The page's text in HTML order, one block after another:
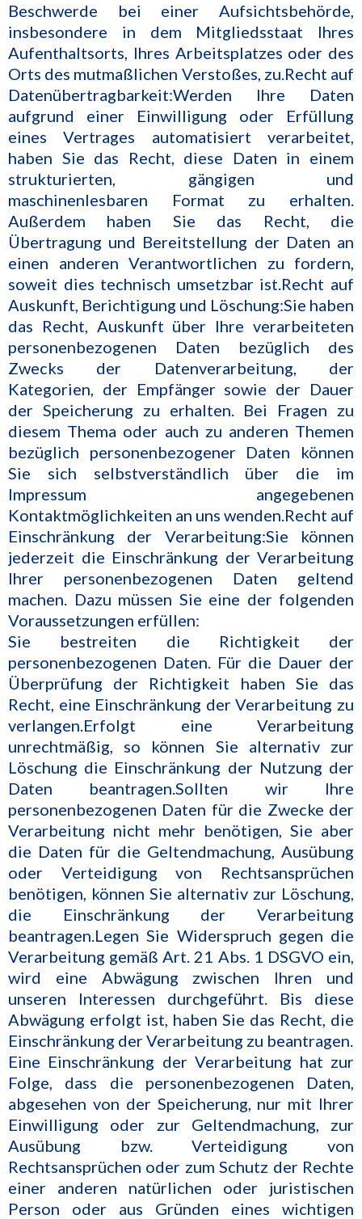
Beschwerde bei einer Aufsichtsbehörde,
insbesondere in dem Mitgliedsstaat Ihres
Aufenthaltsorts, Ihres Arbeitsplatzes oder des
Orts des mutmaßlichen Verstoßes, zu.Recht auf
Datenübertragbarkeit:Werden Ihre Daten
aufgrund einer Einwilligung oder Erfüllung
eines Vertrages automatisiert verarbeitet,
haben Sie das Recht, diese Daten in einem
strukturierten, gängigen und
maschinenlesbaren Format zu erhalten.
Außerdem haben Sie das Recht, die
Übertragung und Bereitstellung der Daten an
einen anderen Verantwortlichen zu fordern,
soweit dies technisch umsetzbar ist.Recht auf
Auskunft, Berichtigung und Löschung:Sie haben
das Recht, Auskunft über Ihre verarbeiteten
personenbezogenen Daten bezüglich des
Zwecks der Datenverarbeitung, der
Kategorien, der Empfänger sowie der Dauer
der Speicherung zu erhalten. Bei Fragen zu
diesem Thema oder auch zu anderen Themen
bezüglich personenbezogener Daten können
Sie sich selbstverständlich über die im
Impressum angegebenen
Kontaktmöglichkeiten an uns wenden.Recht auf
Einschränkung der Verarbeitung:Sie können
jederzeit die Einschränkung der Verarbeitung
Ihrer personenbezogenen Daten geltend
machen. Dazu müssen Sie eine der folgenden
Voraussetzungen erfüllen:
Sie bestreiten die Richtigkeit der
personenbezogenen Daten. Für die Dauer der
Überprüfung der Richtigkeit haben Sie das
Recht, eine Einschränkung der Verarbeitung zu
verlangen.Erfolgt eine Verarbeitung
unrechtmäßig, so können Sie alternativ zur
Löschung die Einschränkung der Nutzung der
Daten beantragen.Sollten wir Ihre
personenbezogenen Daten für die Zwecke der
Verarbeitung nicht mehr benötigen, Sie aber
die Daten für die Geltendmachung, Ausübung
oder Verteidigung von Rechtsansprüchen
benötigen, können Sie alternativ zur Löschung,
die Einschränkung der Verarbeitung
beantragen.Legen Sie Widerspruch gegen die
Verarbeitung gemäß Art. 21 Abs. 1 DSGVO ein,
wird eine Abwägung zwischen Ihren und
unseren Interessen durchgeführt. Bis diese
Abwägung erfolgt ist, haben Sie das Recht, die
Einschränkung der Verarbeitung zu beantragen.
Eine Einschränkung der Verarbeitung hat zur
Folge, dass die personenbezogenen Daten,
abgesehen von der Speicherung, nur mit Ihrer
Einwilligung oder zur Geltendmachung, zur
Ausübung bzw. Verteidigung von
Rechtsansprüchen oder zum Schutz der Rechte
einer anderen natürlichen oder juristischen
Person oder aus Gründen eines wichtigen